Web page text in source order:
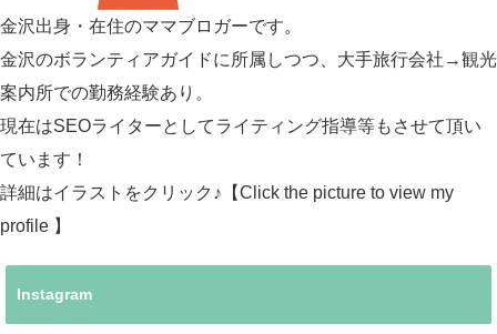
金沢出身・在住のママブロガーです。
金沢のボランティアガイドに所属しつつ、大手旅行会社→観光
案内所での勤務経験あり。
現在はSEOライターとしてライティング指導等もさせて頂い
ています！
詳細はイラストをクリック♪【Click the picture to view my
profile 】
Instagram